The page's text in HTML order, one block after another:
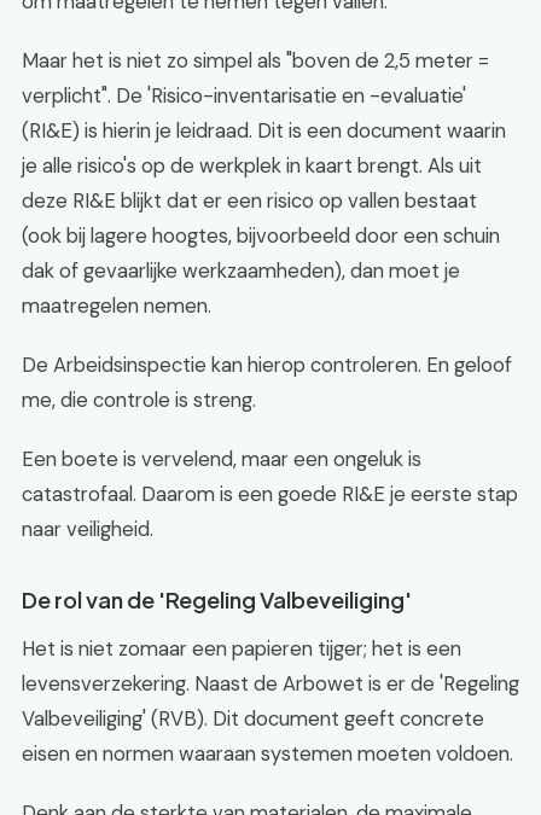
Maar het is niet zo simpel als "boven de 2,5 meter =
verplicht". De 'Risico-inventarisatie en -evaluatie'
(RI&E) is hierin je leidraad. Dit is een document waarin
je alle risico's op de werkplek in kaart brengt. Als uit
deze RI&E blijkt dat er een risico op vallen bestaat
(ook bij lagere hoogtes, bijvoorbeeld door een schuin
dak of gevaarlijke werkzaamheden), dan moet je
maatregelen nemen.
De Arbeidsinspectie kan hierop controleren. En geloof
me, die controle is streng.
Een boete is vervelend, maar een ongeluk is
catastrofaal. Daarom is een goede RI&E je eerste stap
naar veiligheid.
De rol van de 'Regeling Valbeveiliging'
Het is niet zomaar een papieren tijger; het is een
levensverzekering. Naast de Arbowet is er de 'Regeling
Valbeveiliging' (RVB). Dit document geeft concrete
eisen en normen waaraan systemen moeten voldoen.